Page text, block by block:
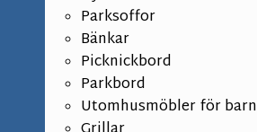
Parksoffor
Bänkar
Picknickbord
Parkbord
Utomhusmöbler för barn